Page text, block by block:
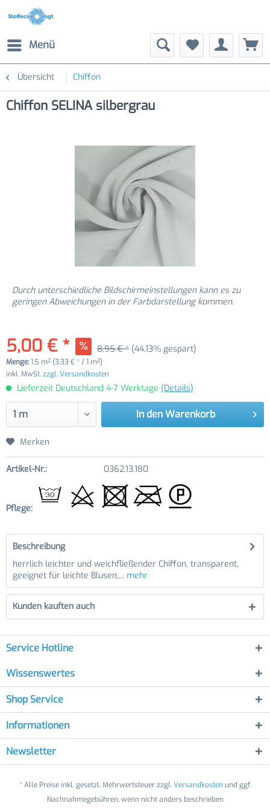
Menü
Übersicht Chiffon
Chiffon SELINA silbergrau
Durch unterschiedliche Bildschirmeinstellungen kann es zu
geringen Abweichungen in der Farbdarstellung kommen.
5,00 € * 8,95 € * (44,13% gespart)
Menge:1.5 m² (3,33 € * / 1 m²)
inkl. MwSt.zzgl. Versandkosten
Lieferzeit Deutschland 4-7 Werktage (Details)
In den Warenkorb
Merken
Artikel-Nr.: 0362.13.180
Pflege:
Beschreibung
herrlich leichter und weichfließender Chiffon, transparent,
geeignet für leichte Blusen,... mehr
Kunden kauften auch
Service Hotline
Wissenswertes
Shop Service
Informationen
Newsletter
* Alle Preise inkl. gesetzl. Mehrwertsteuer zzgl.Versandkostenund ggf.
Nachnahmegebühren, wenn nicht anders beschrieben